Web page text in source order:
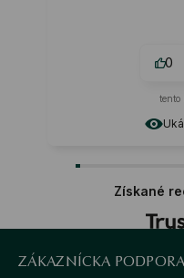
0
tento
Získané
ZÁKAZNÍCKA PODPORA